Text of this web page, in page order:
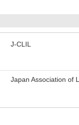
J-CLIL
Japan Association of